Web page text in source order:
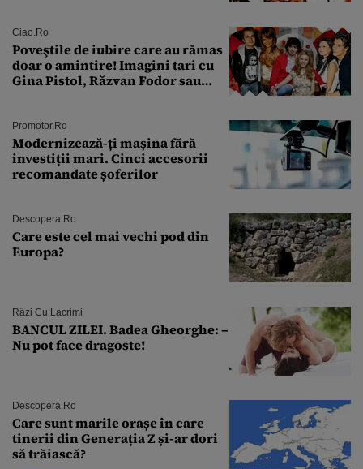
Ciao.ro
Poveştile de iubire care au rămas
doar o amintire! Imagini tari cu
Gina Pistol, Răzvan Fodor sau
Promotor.ro
Modernizează-ți mașina fără
investiții mari. Cinci accesorii
recomandate șoferilor
Descopera.ro
Care este cel mai vechi pod din
Europa?
Râzi Cu Lacrimi
BANCUL ZILEI. Badea Gheorghe: –
Nu pot face dragoste!
Descopera.ro
Care sunt marile orașe în care
tinerii din Generația Z și-ar dori
să trăiască?